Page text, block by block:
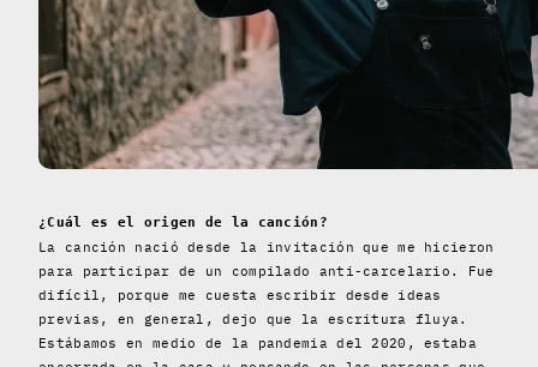
¿Cuál es el origen de la canción?
La canción nació desde la invitación que me hicieron
para participar de un compilado anti-carcelario. Fue
difícil, porque me cuesta escribir desde ideas
previas, en general, dejo que la escritura fluya.
Estábamos en medio de la pandemia del 2020, estaba